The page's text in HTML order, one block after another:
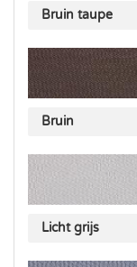
Bruin taupe
Bruin
Licht grijs